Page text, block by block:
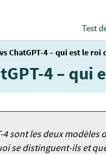
Test
ChatGPT-4 – qui est le roi
4 –
4 sont les deux
se distinguent-ils et